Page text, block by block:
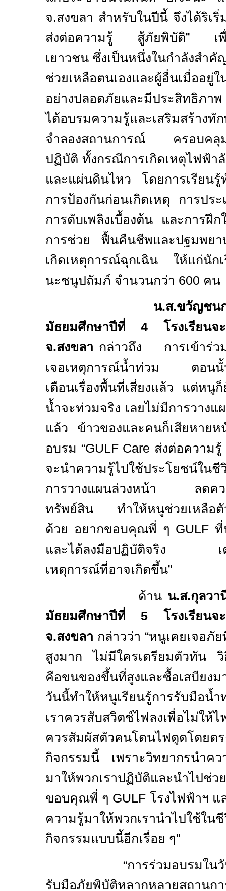
จ.สงขลา สำหรับในปีนี้ จึงได้ริเริ่
ส่งต่อความรู้ สู้ภัยพิบัติ” เพื่อ
เยาวชน ซึ่งเป็นหนึ่งในกำลังสำ
ช่วยเหลือตนเองและผู้อื่นเมื่ออยู่
อย่างปลอดภัยและมีประสิทธิภา
ได้อบรมความรู้และเสริมสร้างทั
จำลองสถานการณ์ ครอบคลุม
ปฏิบัติ ทั้งกรณีการเกิดเหตุไฟฟ้า
และแผ่นดินไหว โดยการเรียน
การป้องกันก่อนเกิดเหตุ การปร
การดับเพลิงเบื้องต้น และการฝึ
การช่วย ฟื้นคืนชีพและปฐมพยา
เกิดเหตุการณ์ฉุกเฉิน ให้แก่นักเ
นะชนูปถัมภ์ จำนวนกว่า 600 คน
น.ส.ขวัญชน
มัธยมศึกษาปีที่4 โรงเรีย
จ.สงขลา กล่าวถึง การเข้าร่ว
เจอเหตุการณ์น้ำท่วม ตอนนั้
เตือนเรื่องพื้นที่เสี่ยงแล้ว แต่หนู
น้ำจะท่วมจริง เลยไม่มีการวาง
แล้ว ข้าวของและคนก็เสียหายห
อบรม “GULF Care ส่งต่อความ
จะนำความรู้ไปใช้ประโยชน์ใน
การวางแผนล่วงหน้า ลดควา
ทรัพย์สิน ทำให้หนูช่วยเหลือตัว
ด้วย อยากขอบคุณพี่ ๆ GULF ที่
และได้ลงมือปฏิบัติจริง เต
เหตุการณ์ที่อาจเกิดขึ้น”
ด้านน.ส.กุลว
มัธยมศึกษาปีที่5 โรงเรีย
จ.สงขลา กล่าวว่า “หนูเคยเจอ
สูงมาก ไม่มีใครเตรียมตัวทัน
คือขนของขึ้นที่สูงและซื้อเสบียง
วันนี้ทำให้หนูเรียนรู้การรับมือน้
เราควรสับสวิตช์ไฟลงเพื่อไม่ใ
ควรสัมผัสตัวคนโดนไฟดูดโ
กิจกรรมนี้ เพราะวิทยากรนำคว
มาให้พวกเราปฏิบัติและนำ
ขอบคุณพี่ ๆ GULF โรงไฟฟ้าฯ แ
ความรู้มาให้พวกเรานำไปใช้ใน
กิจกรรมแบบนี้อีกเรื่อย ๆ”
“การร่วมอบรมในวันนี้
รับมือภัยพิบัติหลากหลายสถ